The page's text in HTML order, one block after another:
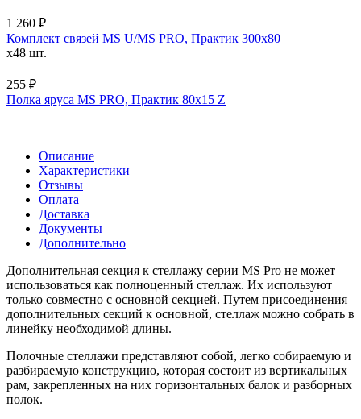
1 260 ₽
Комплект связей MS U/MS PRO, Практик 300x80
x48 шт.
255 ₽
Полка яруса MS PRO, Практик 80х15 Z
Описание
Характеристики
Отзывы
Оплата
Доставка
Документы
Дополнительно
Дополнительная секция к стеллажу серии MS Pro не может
использоваться как полноценный стеллаж. Их используют
только совместно с основной секцией. Путем присоединения
дополнительных секций к основной, стеллаж можно собрать в
линейку необходимой длины.
Полочные стеллажи представляют собой, легко собираемую и
разбираемую конструкцию, которая состоит из вертикальных
рам, закрепленных на них горизонтальных балок и разборных
полок.